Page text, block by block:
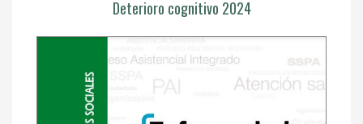
Deterioro cognitivo 2024